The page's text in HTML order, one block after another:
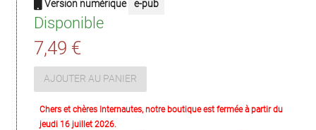
Version numérique e-pub
Disponible
7,49 €
AJOUTER AU PANIER
Chers et chères Internautes, notre boutique est fermée à partir du
jeudi 16 juillet 2026.